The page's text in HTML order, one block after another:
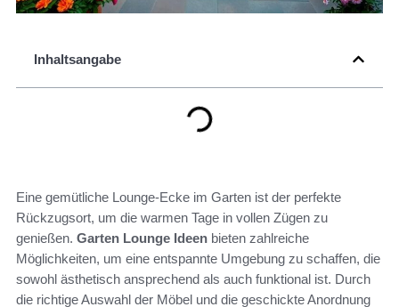
Inhaltsangabe
Eine gemütliche Lounge-Ecke im Garten ist der perfekte
Rückzugsort, um die warmen Tage in vollen Zügen zu
genießen. Garten Lounge Ideen bieten zahlreiche
Möglichkeiten, um eine entspannte Umgebung zu schaffen, die
sowohl ästhetisch ansprechend als auch funktional ist. Durch
die richtige Auswahl der Möbel und die geschickte Anordnung